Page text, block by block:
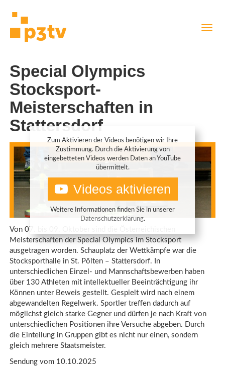
Special Olympics
Stocksport-
Meisterschaften in
Stattersdorf
Zum Aktivieren der Videos benötigen wir Ihre
Zustimmung. Durch die Aktivierung von
eingebetteten Videos werden Daten an YouTube
übermittelt.
Videos aktivieren
Weitere Informationen finden Sie in unserer
Datenschutzerklärung.
Von 07. bis 09. Oktober sind die Österreichischen
Meisterschaften der Special Olympics im Stocksport
ausgetragen worden. Schauplatz der Wettkämpfe war die
Stocksporthalle in St. Pölten – Stattersdorf. In
unterschiedlichen Einzel- und Mannschaftsbewerben haben
über 130 Athleten mit intellektueller Beeinträchtigung ihr
Können unter Beweis gestellt. Gespielt wird nach einem
abgewandelten Regelwerk. Sportler treffen dadurch auf
möglichst gleich starke Gegner und dürfen je nach Kraft von
unterschiedlichen Positionen ihre Versuche abgeben. Durch
die Einteilung in Gruppen gibt es nicht nur einen, sondern
gleich mehrere Staatsmeister.
Sendung vom 10.10.2025